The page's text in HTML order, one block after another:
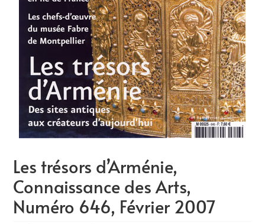
Les trésors d’Arménie,
Connaissance des Arts,
Numéro 646, Février 2007